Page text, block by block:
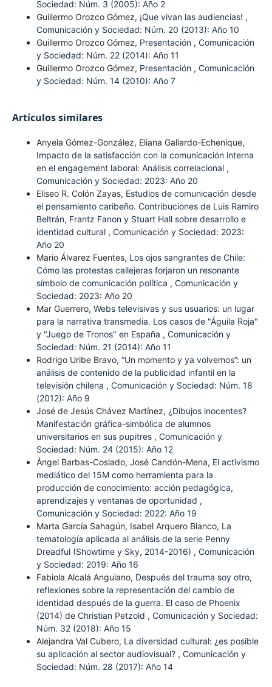
Sociedad: Núm. 3 (2005): Año 2
Guillermo Orozco Gómez, ¡Que vivan las audiencias! ,
Comunicación y Sociedad: Núm. 20 (2013): Año 10
Guillermo Orozco Gómez, Presentación , Comunicación
y Sociedad: Núm. 22 (2014): Año 11
Guillermo Orozco Gómez, Presentación , Comunicación
y Sociedad: Núm. 14 (2010): Año 7
Artículos similares
Anyela Gómez-González, Eliana Gallardo-Echenique,
Impacto de la satisfacción con la comunicación interna
en el engagement laboral: Análisis correlacional ,
Comunicación y Sociedad: 2023: Año 20
Eliseo R. Colón Zayas, Estudios de comunicación desde
el pensamiento caribeño. Contribuciones de Luis Ramiro
Beltrán, Frantz Fanon y Stuart Hall sobre desarrollo e
identidad cultural , Comunicación y Sociedad: 2023:
Año 20
Mario Álvarez Fuentes, Los ojos sangrantes de Chile:
Cómo las protestas callejeras forjaron un resonante
símbolo de comunicación política , Comunicación y
Sociedad: 2023: Año 20
Mar Guerrero, Webs televisivas y sus usuarios: un lugar
para la narrativa transmedia. Los casos de "Águila Roja"
y "Juego de Tronos" en España , Comunicación y
Sociedad: Núm. 21 (2014): Año 11
Rodrigo Uribe Bravo, “Un momento y ya volvemos”: un
análisis de contenido de la publicidad infantil en la
televisión chilena , Comunicación y Sociedad: Núm. 18
(2012): Año 9
José de Jesús Chávez Martínez, ¿Dibujos inocentes?
Manifestación gráfica-simbólica de alumnos
universitarios en sus pupitres , Comunicación y
Sociedad: Núm. 24 (2015): Año 12
Ángel Barbas-Coslado, José Candón-Mena, El activismo
mediático del 15M como herramienta para la
producción de conocimiento: acción pedagógica,
aprendizajes y ventanas de oportunidad ,
Comunicación y Sociedad: 2022: Año 19
Marta García Sahagún, Isabel Arquero Blanco, La
tematología aplicada al análisis de la serie Penny
Dreadful (Showtime y Sky, 2014-2016) , Comunicación
y Sociedad: 2019: Año 16
Fabiola Alcalá Anguiano, Después del trauma soy otro,
reflexiones sobre la representación del cambio de
identidad después de la guerra. El caso de Phoenix
(2014) de Christian Petzold , Comunicación y Sociedad:
Núm. 32 (2018): Año 15
Alejandra Val Cubero, La diversidad cultural: ¿es posible
su aplicación al sector audiovisual? , Comunicación y
Sociedad: Núm. 28 (2017): Año 14